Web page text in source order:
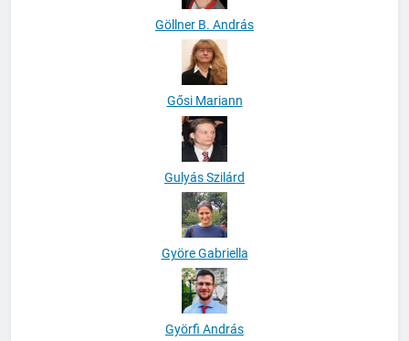
Göllner B. András
Gősi Mariann
Gulyás Szilárd
Györe Gabriella
Györfi András